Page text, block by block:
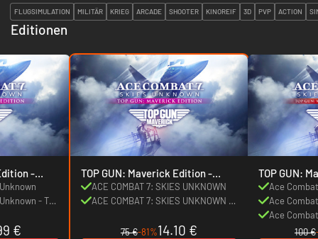
FLUGSIMULATION MILITÄR KRIEG ARCADE SHOOTER KINOREIF 3D PVP ACTION
Editionen
-
- TOP
€
TOP GUN: Maverick Edition -
Vereinigte Staaten
ACE COMBAT 7: SKIES UNKNOWN
ACE COMBAT 7: SKIES UNKNOWN -
75 €-81%14.10 €
TOP GUN:
Edition
Ace
Ace
Season
Ace
GUN:100 €